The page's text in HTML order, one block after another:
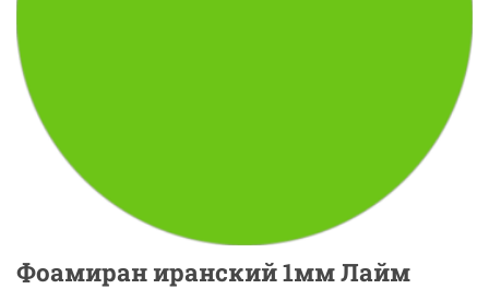
Фоамиран иранский 1мм Лайм